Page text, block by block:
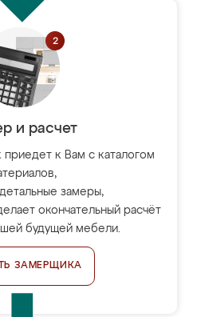
и расчет
к Вам с каталогом
замеры,
окончательный расчёт
будущей мебели.
ЗАМЕРЩИКА